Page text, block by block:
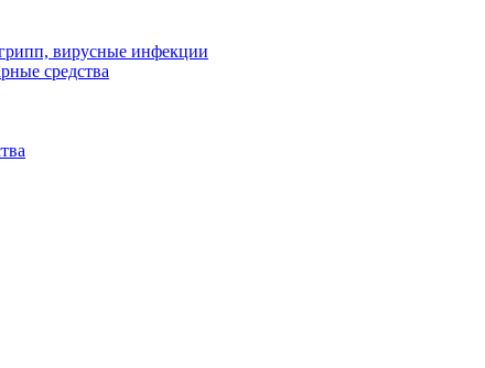
вирусные инфекции
средства